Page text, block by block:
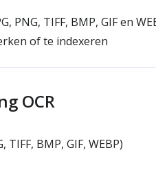
TIFF, BMP, GIF en
of te indexeren
OCR
BMP, GIF, WEBP)